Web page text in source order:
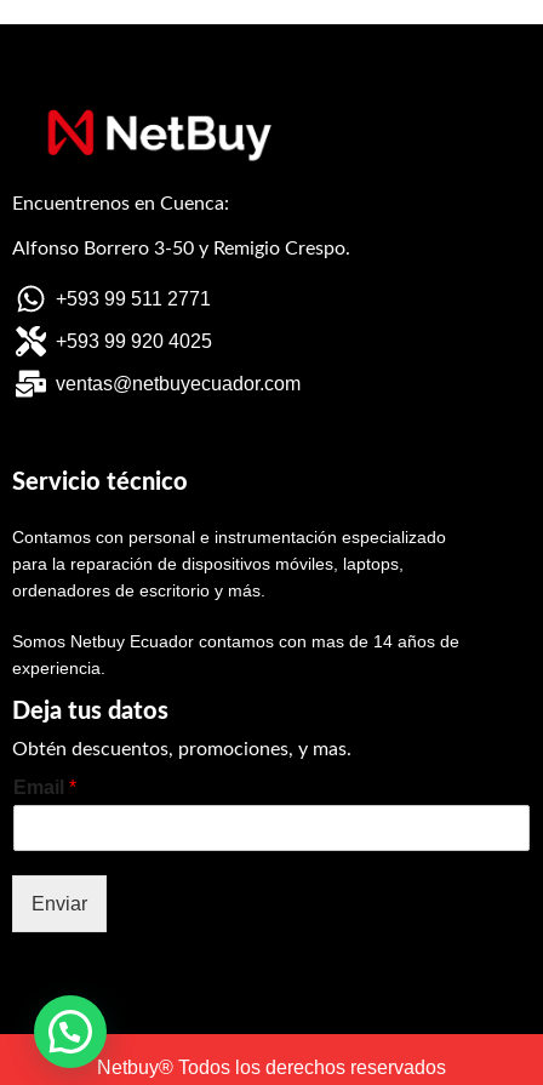
Encuentrenos en Cuenca:
Alfonso Borrero 3-50 y Remigio Crespo.
+593 99 511 2771
+593 99 920 4025
ventas@netbuyecuador.com
Servicio técnico
Contamos con personal e instrumentación especializado
para la reparación de dispositivos móviles, laptops,
ordenadores de escritorio y más.
Somos Netbuy Ecuador contamos con mas de 14 años de
experiencia.
Deja tus datos
Obtén descuentos, promociones, y mas.
Email *
Enviar
Netbuy® Todos los derechos reservados